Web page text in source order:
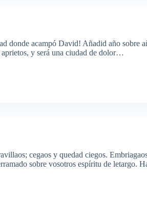
donde acampó David! Añadid año sobre
y será una ciudad de dolor…
cegaos y quedad ciegos.
sobre vosotros espíritu de letargo.